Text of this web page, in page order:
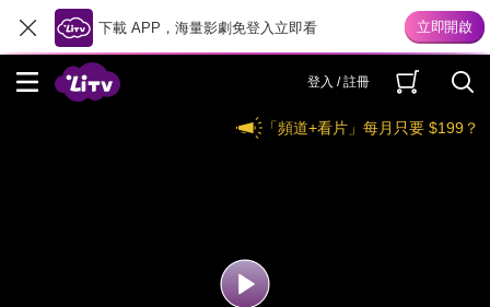
下載 APP，海量影劇免登入立即看
登入 / 註冊
「頻道+看片」每月只要 $199？